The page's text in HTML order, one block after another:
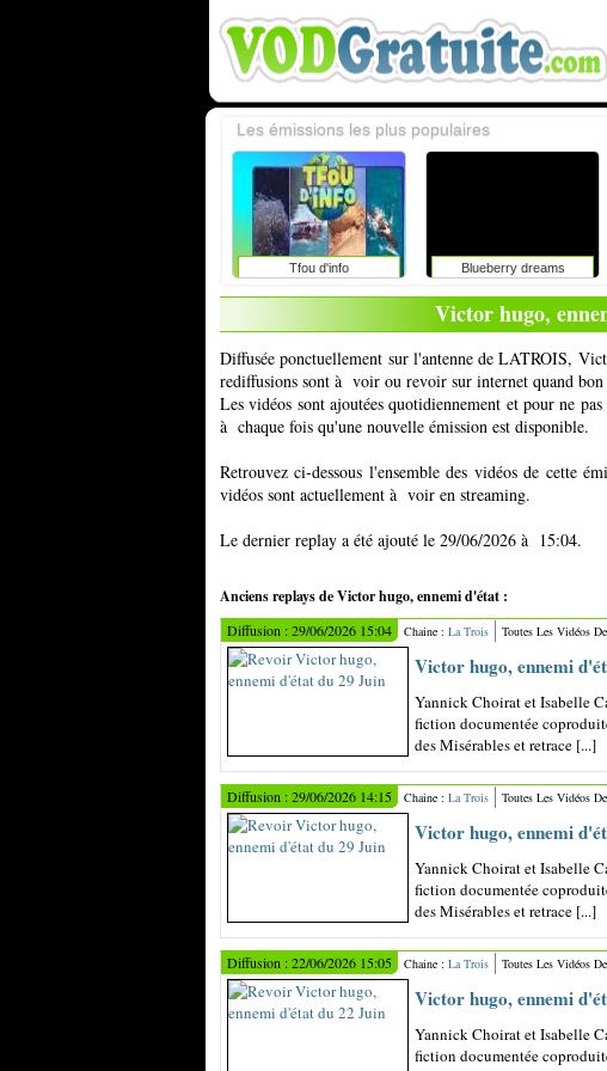
Tfou d'info Blueberry dreams
Les émissions les plus populaires
Victor hugo,
Diffusée ponctuellement sur l'antenne de LATROIS,
rediffusions sont à voir ou revoir sur internet quand bon
Les vidéos sont ajoutées quotidiennement et pour ne
à chaque fois qu'une nouvelle émission est disponible.
Retrouvez ci-dessous l'ensemble des vidéos de cette
vidéos sont actuellement à voir en streaming.
Le dernier replay a été ajouté le 29/06/2026 à 15:04.
Anciens replays de Victor hugo, ennemi d'état :
Diffusion : 29/06/2026 15:04 Chaine : La Trois Toutes Les Vidéos De
Victor hugo, ennemi
Yannick Choirat et Isabelle
fiction documentée
des Misérables et retrace [...]
Diffusion : 29/06/2026 14:15 Chaine : La Trois Toutes Les Vidéos De
Victor hugo, ennemi
Yannick Choirat et Isabelle
fiction documentée
des Misérables et retrace [...]
Diffusion : 22/06/2026 15:05 Chaine : La Trois Toutes Les Vidéos De
Victor hugo, ennemi
Yannick Choirat et Isabelle
fiction documentée